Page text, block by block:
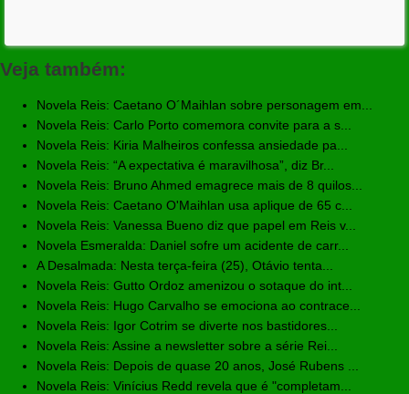
Veja também:
Novela Reis: Caetano O´Maihlan sobre personagem em...
Novela Reis: Carlo Porto comemora convite para a s...
Novela Reis: Kiria Malheiros confessa ansiedade pa...
Novela Reis: “A expectativa é maravilhosa”, diz Br...
Novela Reis: Bruno Ahmed emagrece mais de 8 quilos...
Novela Reis: Caetano O'Maihlan usa aplique de 65 c...
Novela Reis: Vanessa Bueno diz que papel em Reis v...
Novela Esmeralda: Daniel sofre um acidente de carr...
A Desalmada: Nesta terça-feira (25), Otávio tenta...
Novela Reis: Gutto Ordoz amenizou o sotaque do int...
Novela Reis: Hugo Carvalho se emociona ao contrace...
Novela Reis: Igor Cotrim se diverte nos bastidores...
Novela Reis: Assine a newsletter sobre a série Rei...
Novela Reis: Depois de quase 20 anos, José Rubens ...
Novela Reis: Vinícius Redd revela que é "completam...